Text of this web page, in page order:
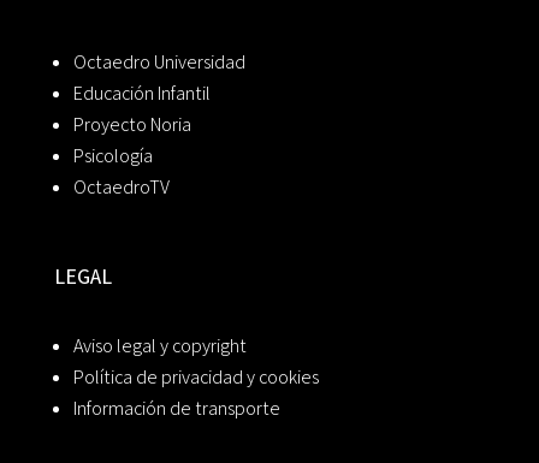
Octaedro Universidad
Educación Infantil
Proyecto Noria
Psicología
OctaedroTV
LEGAL
Aviso legal y copyright
Política de privacidad y cookies
Información de transporte